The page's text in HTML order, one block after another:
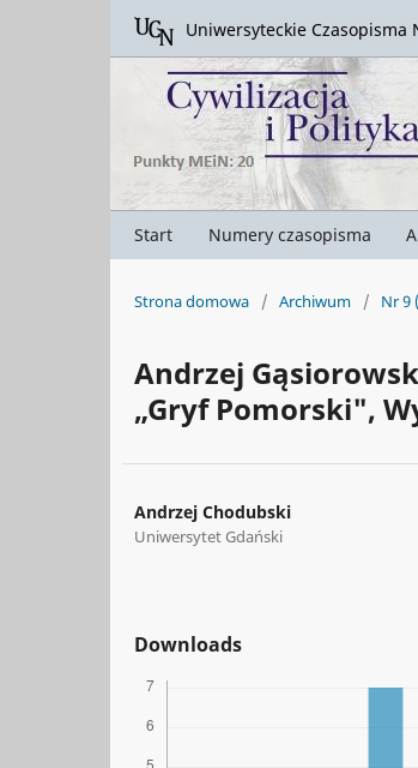
Start Numery czasopisma
Uniwersyteckie Czasopisma
Strona domowa / Archiwum / Nr 9
Andrzej
„Gryf Pomorski",
Andrzej Chodubski
Uniwersytet Gdański
Downloads